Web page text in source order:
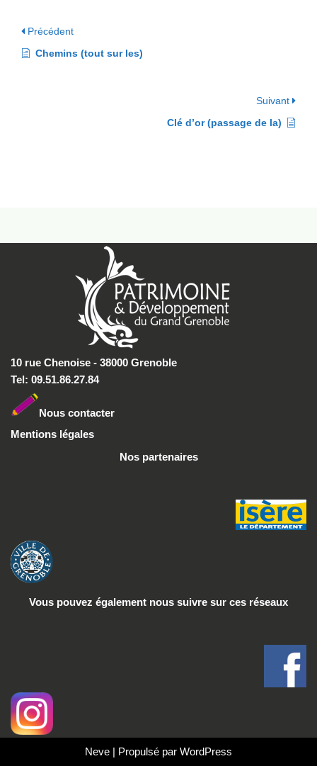
Précédent
Chemins (tout sur les)
Suivant
Clé d’or (passage de la)
10 rue Chenoise - 38000 Grenoble
Tel: 09.51.86.27.84
Nous contacter
Mentions légales
Nos partenaires
Vous pouvez également nous suivre sur ces réseaux
Neve | Propulsé par WordPress